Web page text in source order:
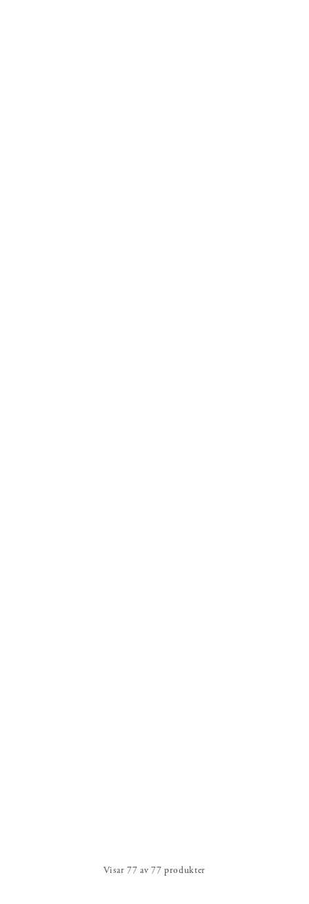
Visar 77 av 77 produkter